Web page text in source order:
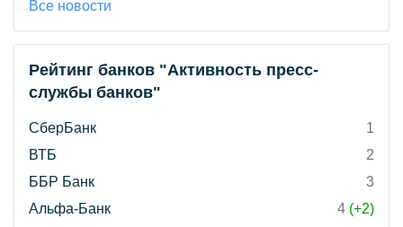
Все новости
Рейтинг банков "Активность пресс-
службы банков"
СберБанк
1
ВТБ
2
ББР Банк
3
Альфа-Банк
4 (+2)